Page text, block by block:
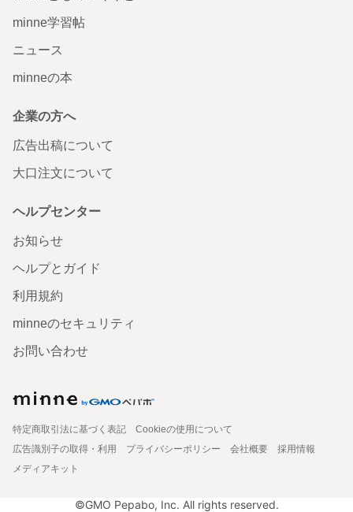
minne学習帖
ニュース
minneの本
企業の方へ
広告出稿について
大口注文について
ヘルプセンター
お知らせ
ヘルプとガイド
利用規約
minneのセキュリティ
お問い合わせ
特定商取引法に基づく表記
Cookieの使用について
広告識別子の取得・利用
プライバシーポリシー 会社概要
採用情報
メディアキット
©GMO Pepabo, Inc. All rights reserved.